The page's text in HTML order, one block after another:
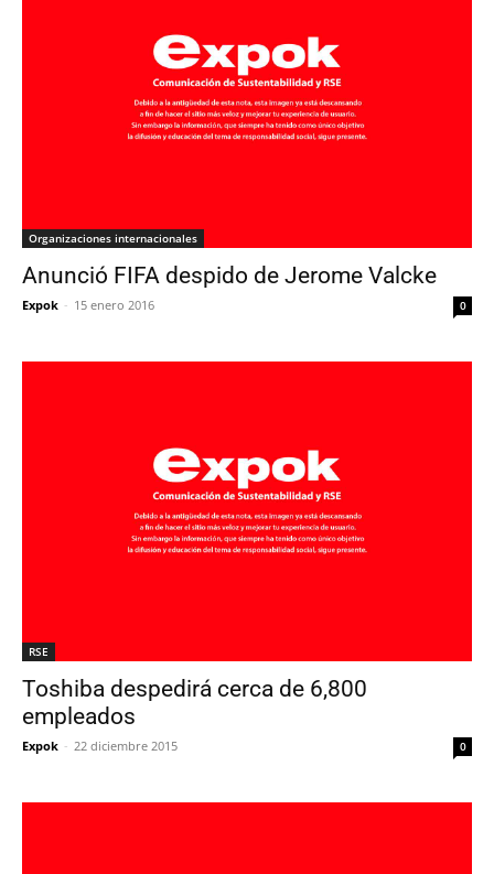
Organizaciones internacionales
Anunció FIFA despido de Jerome Valcke
Expok - 15 enero 2016 0
RSE
Toshiba despedirá cerca de 6,800
empleados
Expok - 22 diciembre 2015 0